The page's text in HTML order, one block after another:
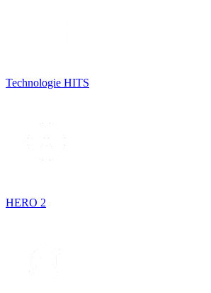
Technologie HITS
HERO 2